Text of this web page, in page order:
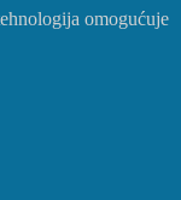
omogućuje